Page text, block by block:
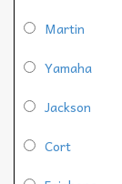
Martin
Yamaha
Jackson
Cort